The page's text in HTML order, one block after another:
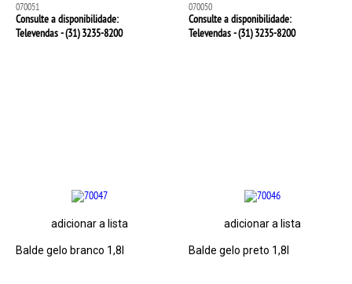
070051
Consulte a disponibilidade:
Televendas - (31)3235-8200
070050
Consulte a disponibilidade:
Televendas - (31)3235-8200
adicionar a lista
Balde gelo branco 1,8l
adicionar a lista
Balde gelo preto 1,8l